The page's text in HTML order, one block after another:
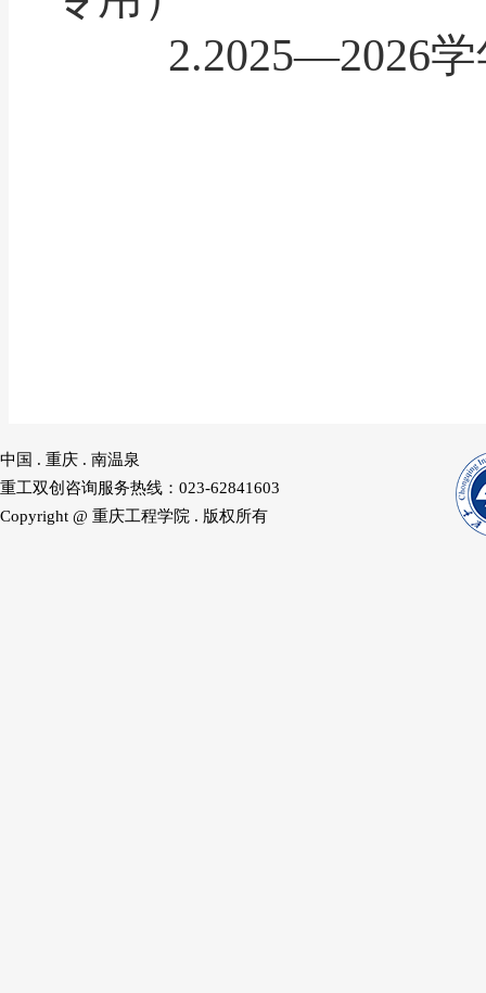
2.2025—2026
中国 . 重庆 . 南温泉
重工双创咨询服务热线：023-62841603
Copyright @ 重庆工程学院 . 版权所有